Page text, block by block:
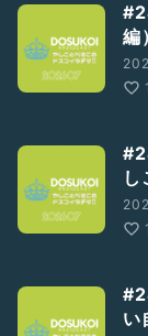
編）
し
い